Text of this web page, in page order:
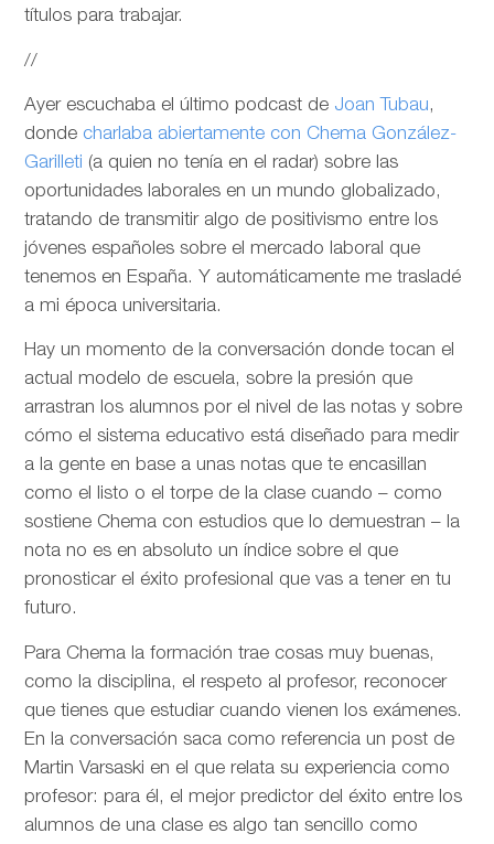
títulos para trabajar.
//
Ayer escuchaba el último podcast de Joan Tubau,
donde charlaba abiertamente con Chema González-
Garilleti (a quien no tenía en el radar) sobre las
oportunidades laborales en un mundo globalizado,
tratando de transmitir algo de positivismo entre los
jóvenes españoles sobre el mercado laboral que
tenemos en España. Y automáticamente me trasladé
a mi época universitaria.
Hay un momento de la conversación donde tocan el
actual modelo de escuela, sobre la presión que
arrastran los alumnos por el nivel de las notas y sobre
cómo el sistema educativo está diseñado para medir
a la gente en base a unas notas que te encasillan
como el listo o el torpe de la clase cuando – como
sostiene Chema con estudios que lo demuestran – la
nota no es en absoluto un índice sobre el que
pronosticar el éxito profesional que vas a tener en tu
futuro.
Para Chema la formación trae cosas muy buenas,
como la disciplina, el respeto al profesor, reconocer
que tienes que estudiar cuando vienen los exámenes.
En la conversación saca como referencia un post de
Martin Varsaski en el que relata su experiencia como
profesor: para él, el mejor predictor del éxito entre los
alumnos de una clase es algo tan sencillo como